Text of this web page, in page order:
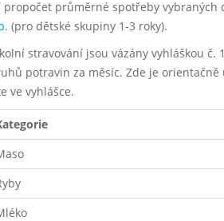
průměrné spotřeby
(pro dětské skupiny 1-3 roky).
stravování jsou vázány vyhláškou
potravin za měsíc. Zde je
ve vyhlášce.